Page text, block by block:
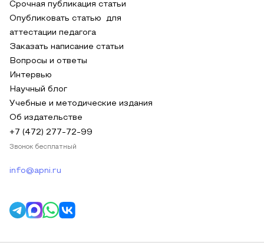
Срочная публикация статьи
Опубликовать статью для
аттестации педагога
Заказать написание статьи
Вопросы и ответы
Интервью
Научный блог
Учебные и методические издания
Об издательстве
+7 (472) 277-72-99
Звонок бесплатный
info@apni.ru